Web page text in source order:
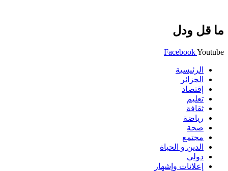
ما قل ودل
FacebookYoutube
الرئيسية
الجزائر
إقتصاد
تعليم
ثقافة
رياضة
صحة
مجتمع
الدين و الحياة
دولي
إعلانات وإشهار